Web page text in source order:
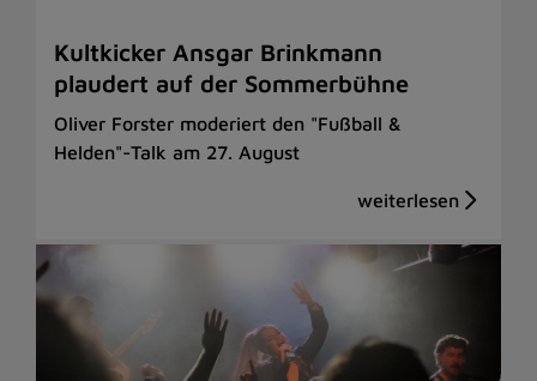
Kultkicker Ansgar Brinkmann
plaudert auf der Sommerbühne
Oliver Forster moderiert den "Fußball &
Helden"-Talk am 27. August